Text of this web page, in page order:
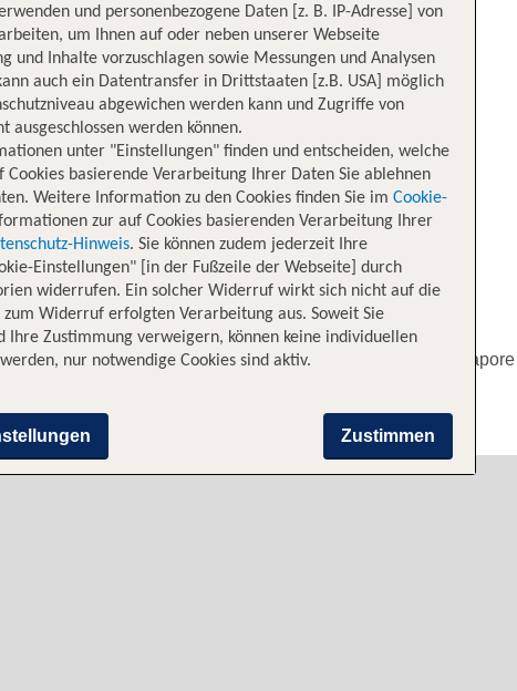
Alternative Flugverbindungen nach
und personenbezogene Daten [z. B. IP-Adresse] von
um Ihnen auf oder neben unserer Webseite
und Inhalte vorzuschlagen sowie Messungen und Analysen
auch ein Datentransfer in Drittstaaten [z.B. USA] möglich
abgewichen werden kann und Zugriffe von
ausgeschlossen werden können.
unter "Einstellungen" finden und entscheiden, welche
Cookies basierende Verarbeitung Ihrer Daten Sie ablehnen
Weitere Information zu den Cookies finden Sie im Cookie-
zur auf Cookies basierenden Verarbeitung Ihrer
Hinweis. Sie können zudem jederzeit Ihre
Einstellungen" [in der Fußzeile der Webseite] durch
widerrufen. Ein solcher Widerruf wirkt sich nicht auf die
Widerruf erfolgten Verarbeitung aus. Soweit Sie
Ihre Zustimmung verweigern, können keine individuellen
nur notwendige Cookies sind aktiv.
Zustimmen